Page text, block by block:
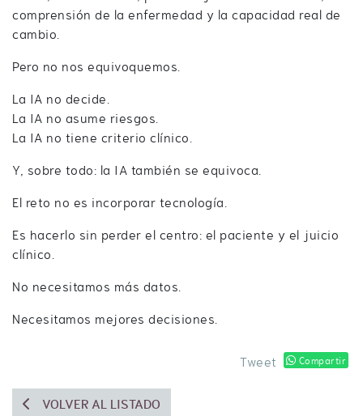
comprensión de la enfermedad y la capacidad real de
cambio.
Pero no nos equivoquemos.
La IA no decide.
La IA no asume riesgos.
La IA no tiene criterio clínico.
Y, sobre todo: la IA también se equivoca.
El reto no es incorporar tecnología.
Es hacerlo sin perder el centro: el paciente y el juicio
clínico.
No necesitamos más datos.
Necesitamos mejores decisiones.
Tweet
Compartir
VOLVER AL LISTADO